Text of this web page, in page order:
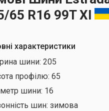
65 R16 99T Xl
характеристики
шини: 205
профілю: 65
шини: 16
шин: зимова